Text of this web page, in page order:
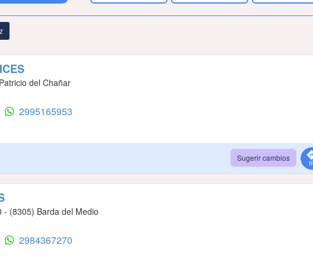
del Chañar
2995165953
Sugerir cambios
- (8305) Barda del Medio
2984367270